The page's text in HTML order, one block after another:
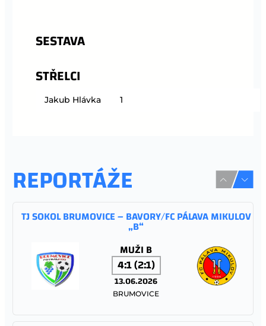
SESTAVA
STŘELCI
Jakub Hlávka 1
REPORTÁŽE
TJ SOKOL BRUMOVICE – BAVORY/FC PÁLAVA MIKULOV
„B“
MUŽI B
4:1 (2:1)
13.06.2026
BRUMOVICE